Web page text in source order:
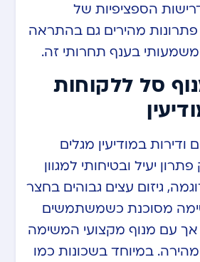
הספציפיות של
מהירים גם בהתראה
משמעותי בענף תחרותי זה.
סל ללקוחות
ודירות במודיעין מגלים
יעיל ובטיחותי למגוון
גיזום עצים גבוהים בחצר
מסוכנת כשמשתמשים
אך עם מנוף מקצועי המשימה
במיוחד בשכונות כמו